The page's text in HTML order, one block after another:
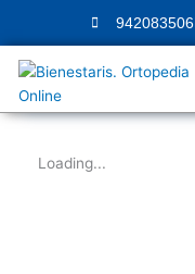
contenido
942083506
Loading...